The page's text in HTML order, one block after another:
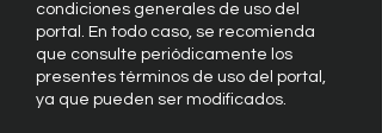
condiciones generales de uso del
portal. En todo caso, se recomienda
que consulte periódicamente los
presentes términos de uso del portal,
ya que pueden ser modificados.